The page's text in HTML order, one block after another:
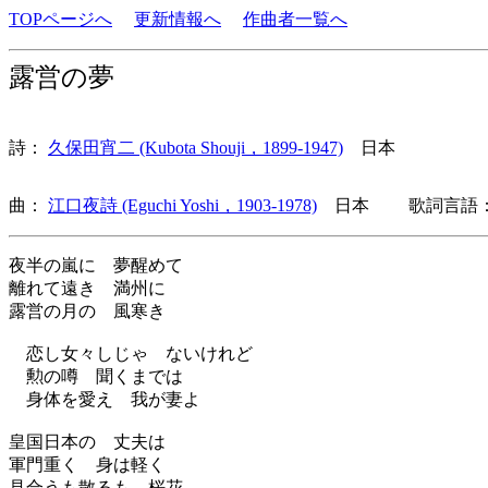
TOPページへ 更新情報へ 作曲者一覧へ
露営の夢
詩： 久保田宵二 (Kubota Shouji，1899-1947) 日本
曲： 江口夜詩 (Eguchi Yoshi，1903-1978) 日本 歌詞言語：
夜半の嵐に 夢醒めて
離れて遠き 満州に
露営の月の 風寒き
恋し女々しじゃ ないけれど
勲の噂 聞くまでは
身体を愛え 我が妻よ
皇国日本の 丈夫は
軍門重く 身は軽く